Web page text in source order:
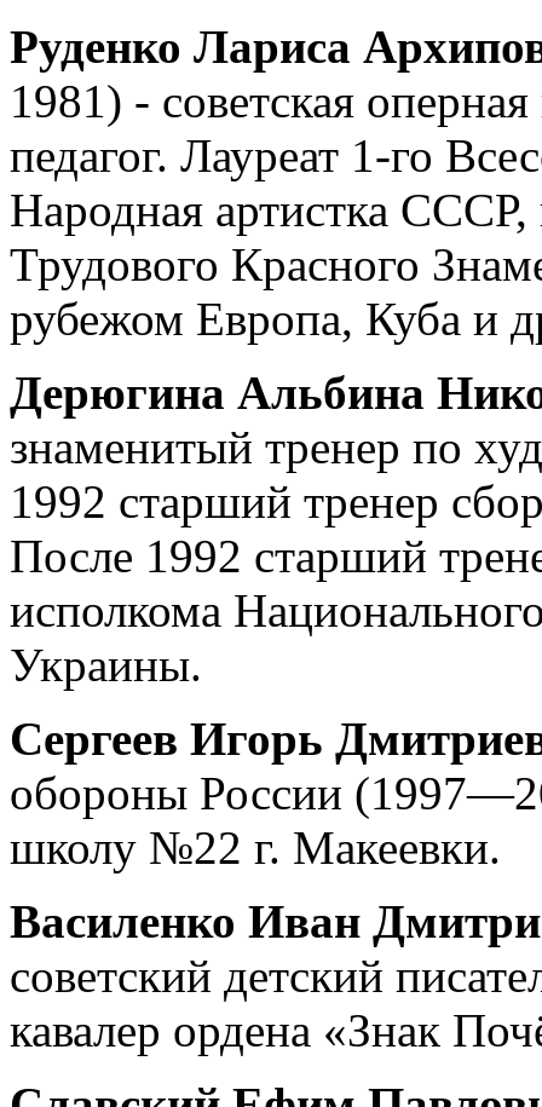
Руденко Лариса
1981) - советская
педагог. Лауреат 1-го
Народная артистка
Трудового Красного
рубежом Европа, Куба и
Дерюгина Альбина
знаменитый тренер по
1992 старший тренер
После 1992 старший
исполкома
Украины.
Сергеев Игорь
обороны России
школу №22 г. Макеевки.
Василенко Иван
советский детский
кавалер ордена «Знак